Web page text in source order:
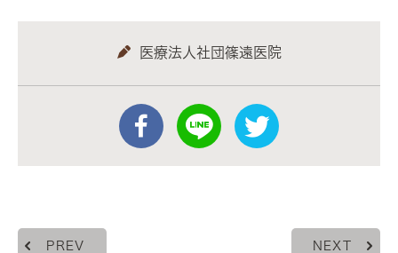
医療法人社団篠遠医院
PREV NEXT